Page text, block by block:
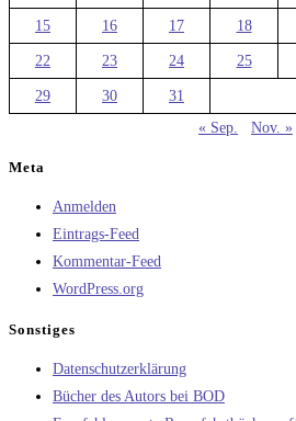
15 16 17 18
22 23 24 25
29 30
31
« Sep.
Nov. »
Meta
Anmelden
Eintrags-Feed
Kommentar-Feed
WordPress.org
Sonstiges
Datenschutzerklärung
Bücher des Autors bei BOD